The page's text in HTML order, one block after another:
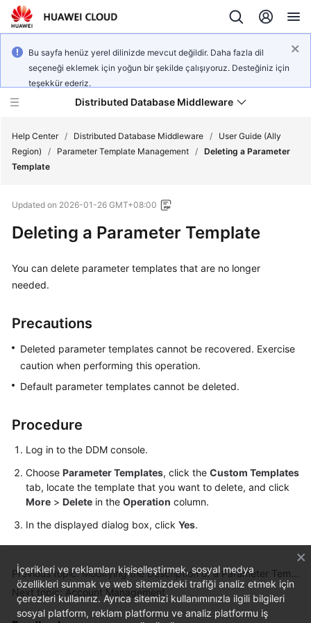
Bu sayfa henüz yerel dilinizde mevcut değildir. Daha fazla dil
seçeneği eklemek için yoğun bir şekilde çalışıyoruz. Desteğiniz için
teşekkür ederiz.
Distributed Database Middleware
Product
Bulletin
Service
Overview
Billing
Getting
Started
API
SDK
Best
Performance
White
Paper
Help Center / Distributed Database Middleware /
User Guide (Ally
Region)
/ Parameter Template Management / Deleting a Parameter
Template
Updated on 2026-01-26 GMT+08:00
Deleting a Parameter Template
You can delete parameter templates that are no longer
needed.
Precautions
Deleted parameter templates cannot be recovered. Exercise
caution when performing this operation.
Default parameter templates cannot be deleted.
Procedure
Log in to the DDM console.
Choose Parameter Templates, click the Custom Templates
tab, locate the template that you want to delete, and click
More > Delete in the Operation column.
In the displayed dialog box, click Yes.
Next topic: Account Management
İçerikleri ve reklamları kişiselleştirmek, sosyal medya
özellikleri sunmak ve web sitemizdeki trafiği analiz etmek için
çerezleri kullanırız. Ayrıca sitemizi kullanımınızla ilgili bilgileri
sosyal platform, reklam platformu ve analiz platformu iş